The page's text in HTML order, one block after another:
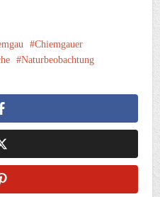
Chiemgauer
Naturbeobachtung